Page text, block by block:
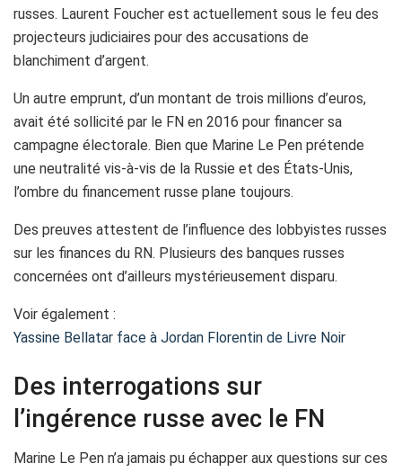
russes. Laurent Foucher est actuellement sous le feu des
projecteurs judiciaires pour des accusations de
blanchiment d’argent.
Un autre emprunt, d’un montant de trois millions d’euros,
avait été sollicité par le FN en 2016 pour financer sa
campagne électorale. Bien que Marine Le Pen prétende
une neutralité vis-à-vis de la Russie et des États-Unis,
l’ombre du financement russe plane toujours.
Des preuves attestent de l’influence des lobbyistes russes
sur les finances du RN. Plusieurs des banques russes
concernées ont d’ailleurs mystérieusement disparu.
Voir également :
Yassine Bellatar face à Jordan Florentin de Livre Noir
Des interrogations sur
l’ingérence russe avec le FN
Marine Le Pen n’a jamais pu échapper aux questions sur ces